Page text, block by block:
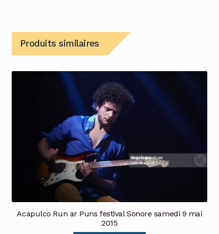
Produits similaires
Acapulco Run ar Puns festival Sonore samedi 9 mai
2015